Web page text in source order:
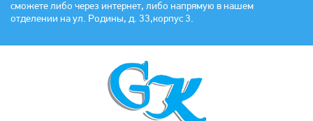
сможете либо через интернет, либо напрямую в нашем
отделении на ул. Родины, д. 33,корпус 3.